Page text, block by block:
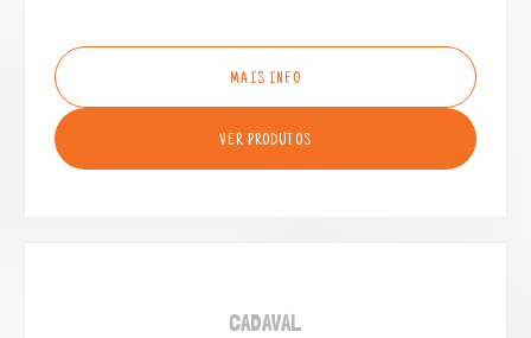
MAIS INFO
VER PRODUTOS
CADAVAL